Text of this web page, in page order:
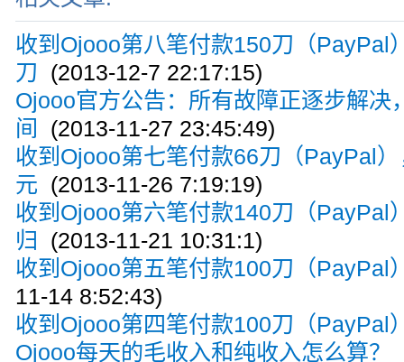
收到Ojooo第八笔付款150刀（PayPal
刀 (2013-12-7 22:17:15)
Ojooo官方公告：所有故障正逐步解决
间
(2013-11-27 23:45:49)
收到Ojooo第七笔付款66刀（PayPal
元 (2013-11-26 7:19:19)
收到Ojooo第六笔付款140刀（PayPal
归
(2013-11-21 10:31:1)
收到Ojooo第五笔付款100刀（PayPal
11-14 8:52:43)
收到Ojooo第四笔付款100刀（PayPal
Ojooo每天的毛收入和纯收入怎么算？